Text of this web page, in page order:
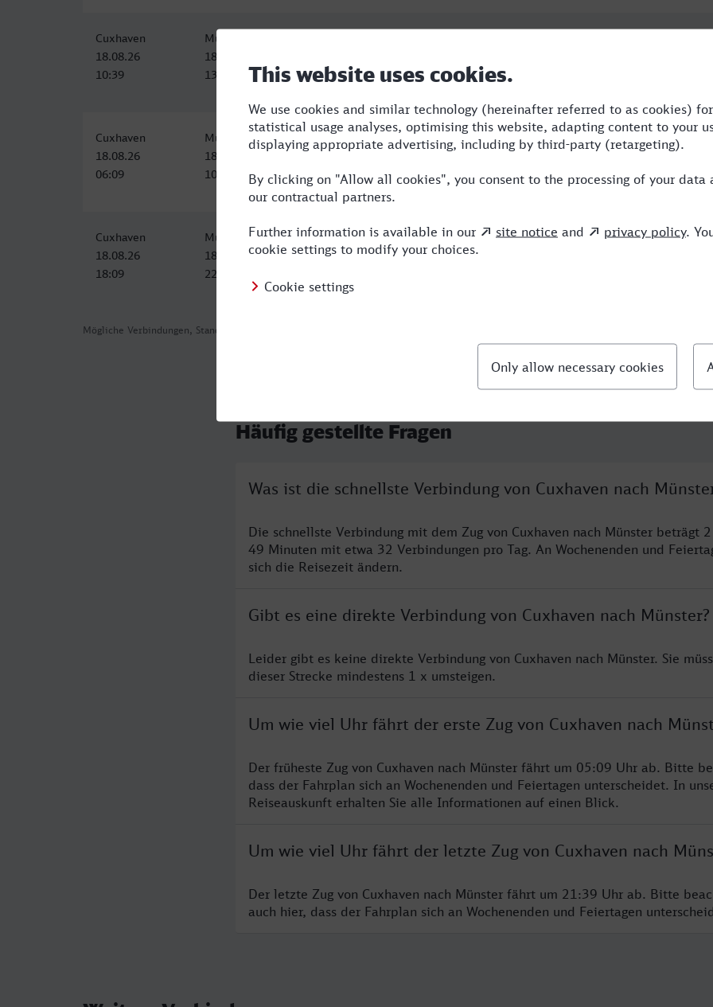
Mögliche Verbindungen, Stand: 2026-08-04 09:06
Cuxhaven
18.08.26
10:39
Münster (Westf) Hbf
18.08.26
13:28
Cuxhaven
18.08.26
06:09
Münster (Westf) Hbf
18.08.26
10:00
3:51 ICE,DB
Cuxhaven
18.08.26
18:09
Münster (Westf) Hbf
18.08.26
22:00
3:51 1 ICE,DB
Häufig gestellte Fragen
Was ist die schnellste Verbindung von Cuxhaven nach
Die schnellste Verbindung mit dem Zug von Cuxhaven nach Münster beträgt
49 Minuten mit etwa 32 Verbindungen pro Tag. An Wochenenden und
sich die Reisezeit ändern.
Gibt es eine direkte Verbindung von Cuxhaven nach Münster?
Leider gibt es keine direkte Verbindung von Cuxhaven nach Münster. Sie
dieser Strecke mindestens 1 x umsteigen.
Um wie viel Uhr fährt der erste Zug von Cuxhaven nach
Der früheste Zug von Cuxhaven nach Münster fährt um 05:09 Uhr ab. Bitte
dass der Fahrplan sich an Wochenenden und Feiertagen unterscheidet. In
Reiseauskunft erhalten Sie alle Informationen auf einen Blick.
Um wie viel Uhr fährt der letzte Zug von Cuxhaven nach
Der letzte Zug von Cuxhaven nach Münster fährt um 21:39 Uhr ab. Bitte
auch hier, dass der Fahrplan sich an Wochenenden und Feiertagen